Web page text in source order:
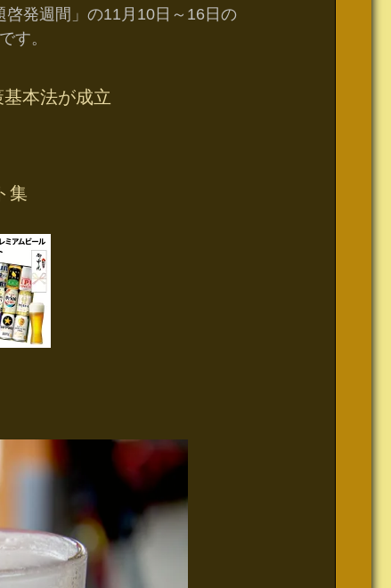
発週間」の11月10日～16日の
す。
本法が成立
集